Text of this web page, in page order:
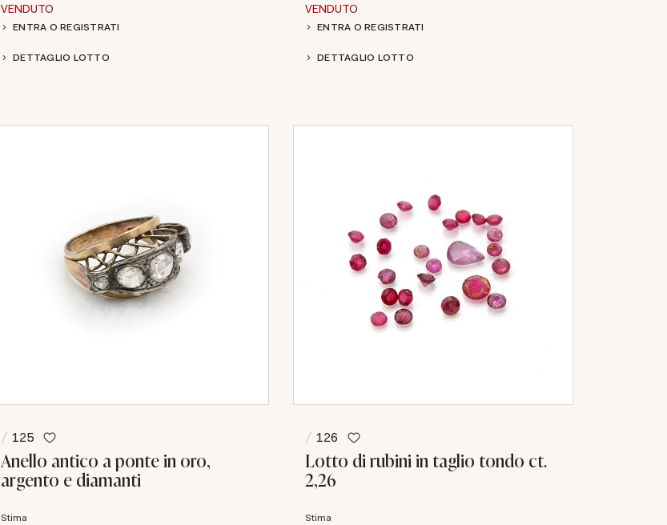
VENDUTO
ENTRA O REGISTRATI
DETTAGLIO LOTTO
VENDUTO
ENTRA O REGISTRATI
DETTAGLIO LOTTO
125
Anello antico a ponte in oro,
argento e diamanti
Stima
126
Lotto di rubini in taglio tondo ct.
2,26
Stima